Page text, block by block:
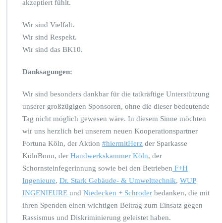
akzeptiert fühlt.
Wir sind Vielfalt.
Wir sind Respekt.
Wir sind das BK10.
Danksagungen:
Wir sind besonders dankbar für die tatkräftige Unterstützung
unserer großzügigen Sponsoren, ohne die dieser bedeutende
Tag nicht möglich gewesen wäre. In diesem Sinne möchten
wir uns herzlich bei unserem neuen Kooperationspartner
Fortuna Köln, der Aktion #hiermitHerz der Sparkasse
KölnBonn, der Handwerkskammer Köln, der
Schornsteinfegerinnung sowie bei den Betrieben F+H
Ingenieure, Dr. Stark Gebäude- & Umwelttechnik, WUP
INGENIEURE und Niedecken + Schroder bedanken, die mit
ihren Spenden einen wichtigen Beitrag zum Einsatz gegen
Rassismus und Diskriminierung geleistet haben.